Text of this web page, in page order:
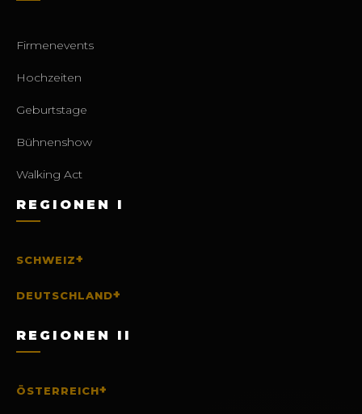
Firmenevents
Hochzeiten
Geburtstage
Bühnenshow
Walking Act
REGIONEN I
SCHWEIZ+
DEUTSCHLAND+
REGIONEN II
ÖSTERREICH+